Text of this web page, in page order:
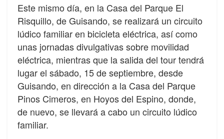
Este mismo día, en la Casa del Parque El
Risquillo, de Guisando, se realizará un circuito
lúdico familiar en bicicleta eléctrica, así como
unas jornadas divulgativas sobre movilidad
eléctrica, mientras que la salida del tour tendrá
lugar el sábado, 15 de septiembre, desde
Guisando, en dirección a la Casa del Parque
Pinos Cimeros, en Hoyos del Espino, donde,
de nuevo, se llevará a cabo un circuito lúdico
familiar.